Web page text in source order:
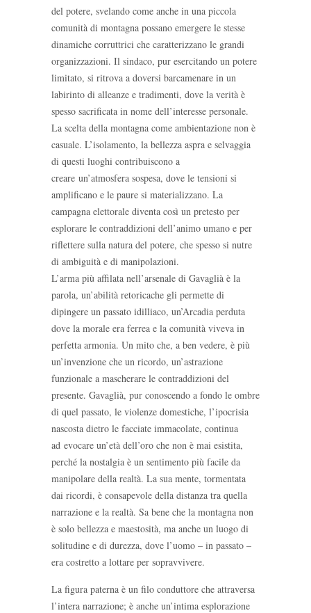
del potere, svelando come anche in una piccola
comunità di montagna possano emergere le stesse
dinamiche corruttrici che caratterizzano le grandi
organizzazioni. Il sindaco, pur esercitando un potere
limitato, si ritrova a doversi barcamenare in un
labirinto di alleanze e tradimenti, dove la verità è
spesso sacrificata in nome dell’interesse personale.
La scelta della montagna come ambientazione non è
casuale. L’isolamento, la bellezza aspra e selvaggia
di questi luoghi contribuiscono a
creare un’atmosfera sospesa, dove le tensioni si
amplificano e le paure si materializzano. La
campagna elettorale diventa così un pretesto per
esplorare le contraddizioni dell’animo umano e per
riflettere sulla natura del potere, che spesso si nutre
di ambiguità e di manipolazioni.
L’arma più affilata nell’arsenale di Gavaglià è la
parola, un’abilità retoricache gli permette di
dipingere un passato idilliaco, un’Arcadia perduta
dove la morale era ferrea e la comunità viveva in
perfetta armonia. Un mito che, a ben vedere, è più
un’invenzione che un ricordo, un’astrazione
funzionale a mascherare le contraddizioni del
presente. Gavaglià, pur conoscendo a fondo le ombre
di quel passato, le violenze domestiche, l’ipocrisia
nascosta dietro le facciate immacolate, continua
ad evocare un’età dell’oro che non è mai esistita,
perché la nostalgia è un sentimento più facile da
manipolare della realtà. La sua mente, tormentata
dai ricordi, è consapevole della distanza tra quella
narrazione e la realtà. Sa bene che la montagna non
è solo bellezza e maestosità, ma anche un luogo di
solitudine e di durezza, dove l’uomo – in passato –
era costretto a lottare per sopravvivere.
La figura paterna è un filo conduttore che attraversa
l’intera narrazione; è anche un’intima esplorazione